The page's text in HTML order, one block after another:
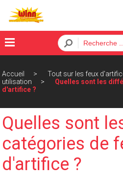
Menu
BATTERIES
FUSÉES
PÈTARDS
Accueil
Tout sur les feux
utilisation
Quelles sont les
d'artifice ?
Quelles sont
catégories de
d'artifice ?